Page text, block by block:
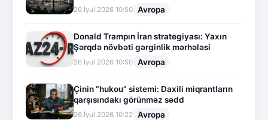
26.İyul.2026 10:50 Avropa
Donald Trampın İran strategiyası: Yaxın
Şərqdə növbəti gərginlik mərhələsi
26.İyul.2026 10:50 Avropa
Çinin “hukou” sistemi: Daxili miqrantların
qarşısındakı görünməz sədd
26.İyul.2026 10:22 Avropa